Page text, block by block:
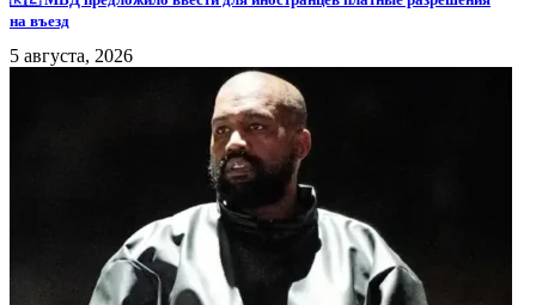
на въезд
5 августа, 2026